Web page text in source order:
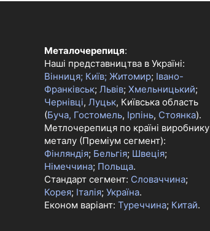
Металочерепиця:
Наші представництва в Україні:
Вінниця; Київ; Житомир; Івано-
Франківськ; Львів; Хмельницький;
Чернівці, Луцьк, Київська область
(Буча, Гостомель, Ірпінь, Стоянка).
Метлочерепиця по країні виробнику
металу (Преміум сегмент):
Фінляндія; Бельгія; Швеція;
Німеччина; Польща.
Стандарт сегмент: Словаччина;
Корея; Італія; Україна.
Економ варіант: Туреччина; Китай.